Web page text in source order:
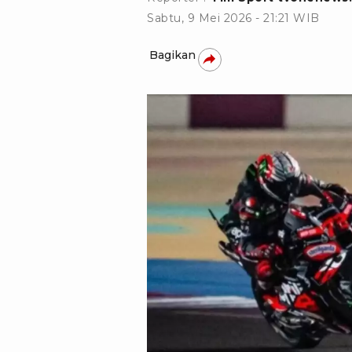
Sabtu, 9 Mei 2026 - 21:21 WIB
Bagikan